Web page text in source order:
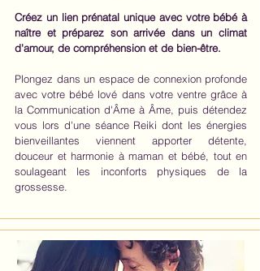
Créez un lien prénatal unique avec votre bébé à
naître et préparez son arrivée dans un climat
d'amour, de compréhension et de bien-être.
Plongez dans un espace de connexion profonde
avec votre bébé lové dans votre ventre grâce à
la Communication d'Âme à Âme, puis détendez
vous lors d'une séance Reiki dont les énergies
bienveillantes viennent apporter détente,
douceur et harmonie à maman et bébé, tout en
soulageant les inconforts physiques de la
grossesse.